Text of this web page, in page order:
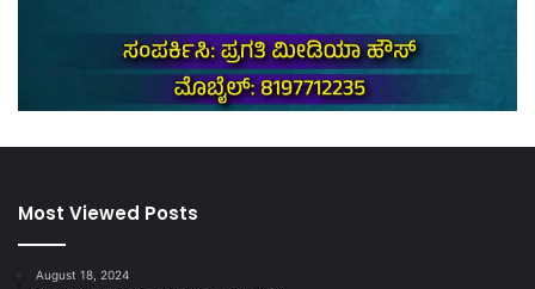
Most Viewed Posts
August 18, 2024